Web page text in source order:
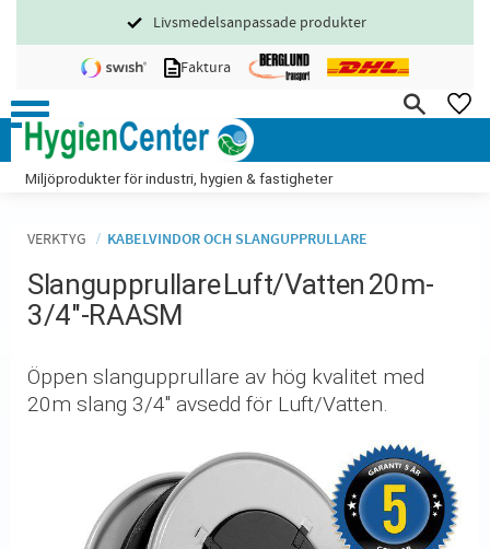
Meny
Livsmedelsanpassade produkter
Faktura
Miljöprodukter för industri, hygien & fastigheter
VERKTYG KABELVINDOR OCH SLANGUPPRULLARE
Slangupprullare Luft/Vatten 20m-
3/4"-RAASM
Öppen slangupprullare av hög kvalitet med
20m slang 3/4" avsedd för Luft/Vatten.